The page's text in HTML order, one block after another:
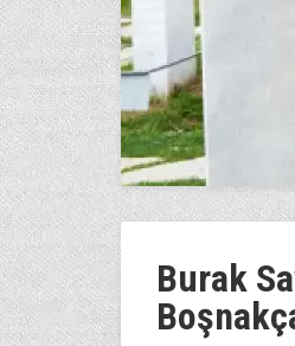
Burak